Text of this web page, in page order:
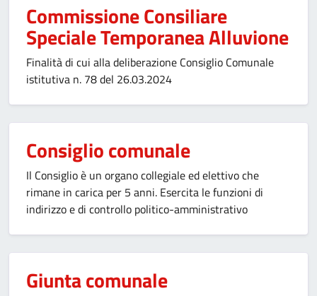
Commissione Consiliare
Speciale Temporanea Alluvione
Finalità di cui alla deliberazione Consiglio Comunale
istitutiva n. 78 del 26.03.2024
Consiglio comunale
Il Consiglio è un organo collegiale ed elettivo che
rimane in carica per 5 anni. Esercita le funzioni di
indirizzo e di controllo politico-amministrativo
Giunta comunale